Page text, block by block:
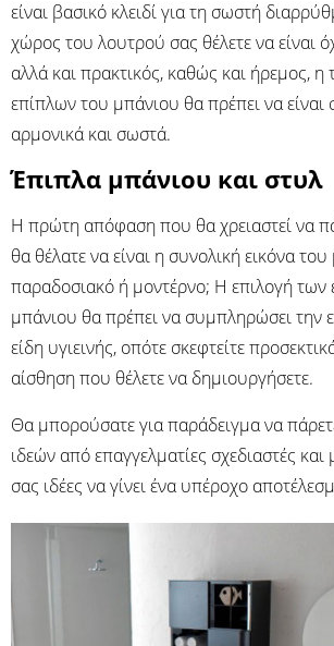
είναι βασικό κλειδί για τη σωστή
χώρος του λουτρού σας θέλετε να είναι
αλλά και πρακτικός, καθώς και ήρεμος,
επίπλων του μπάνιου θα πρέπει να
αρμονικά και σωστά.
Έπιπλα μπάνιου και στυλ
Η πρώτη απόφαση που θα χρειαστεί να
θα θέλατε να είναι η συνολική εικόνα
παραδοσιακό ή μοντέρνο; Η επιλογή των
μπάνιου θα πρέπει να συμπληρώσει την
είδη υγιεινής, οπότε σκεφτείτε
αίσθηση που θέλετε να δημιουργήσετε.
Θα μπορούσατε για παράδειγμα να
ιδεών από επαγγελματίες σχεδιαστές και
σας ιδέες να γίνει ένα υπέροχο